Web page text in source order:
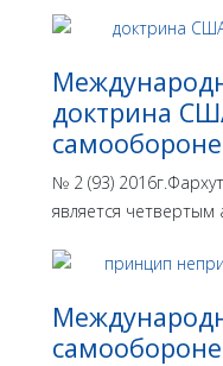
доктрина
самообороне
№ 2 (93)
является четвертым
самообороне